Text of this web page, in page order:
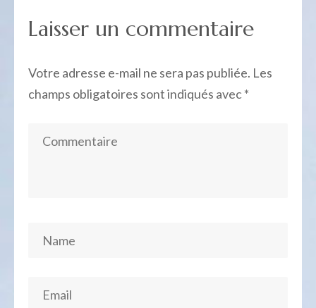
l’article
Laisser un commentaire
Votre adresse e-mail ne sera pas publiée. Les
champs obligatoires sont indiqués avec*